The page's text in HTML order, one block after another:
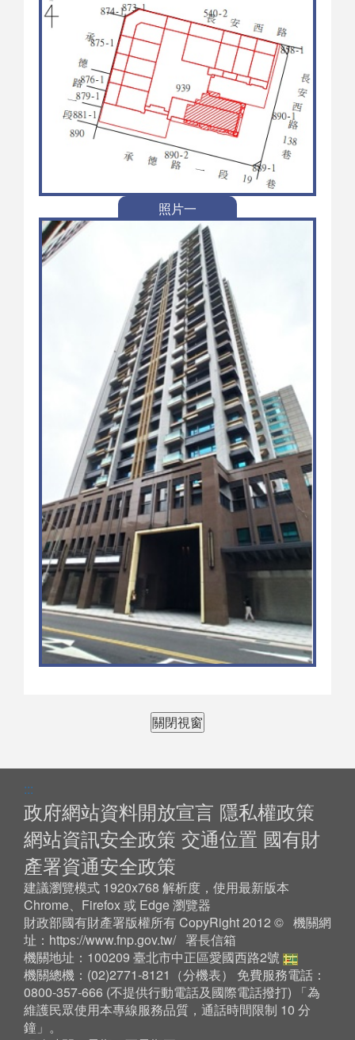
照片一
關閉視窗
:::
政府網站資料開放宣言 隱私權政策
網站資訊安全政策 交通位置 國有財
產署資通安全政策
建議瀏覽模式 1920x768 解析度，使用最新版本
Chrome、Firefox 或 Edge 瀏覽器
財政部國有財產署版權所有 CopyRight 2012 © 機關網
址： https://www.fnp.gov.tw/ 署長信箱
機關地址：100209 臺北市中正區愛國西路2號
機關總機：(02)2771-8121（分機表） 免費服務電話：
0800-357-666 (不提供行動電話及國際電話撥打) 「為
維護民眾使用本專線服務品質，通話時間限制 10 分
鐘」。